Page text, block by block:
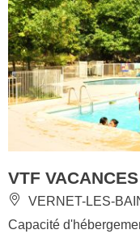
VTF
VERNET-LES-
Capacité